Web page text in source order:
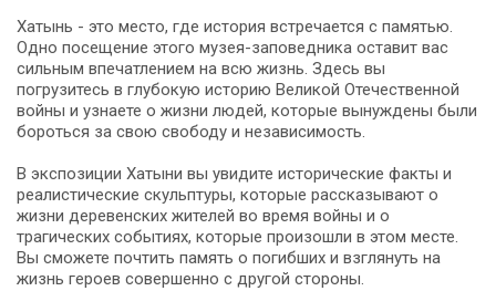
Хатынь - это место, где история встречается с памятью.
Одно посещение этого музея-заповедника оставит вас
сильным впечатлением на всю жизнь. Здесь вы
погрузитесь в глубокую историю Великой Отечественной
войны и узнаете о жизни людей, которые вынуждены были
бороться за свою свободу и независимость.
В экспозиции Хатыни вы увидите исторические факты и
реалистические скульптуры, которые рассказывают о
жизни деревенских жителей во время войны и о
трагических событиях, которые произошли в этом месте.
Вы сможете почтить память о погибших и взглянуть на
жизнь героев совершенно с другой стороны.